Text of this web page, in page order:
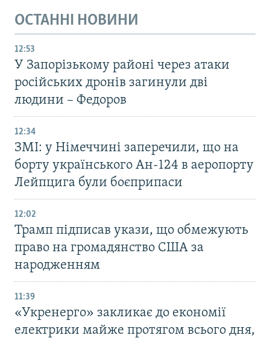
ОСТАННІ НОВИНИ
12:53
У Запорізькому районі через атаки
російських дронів загинули дві
людини – Федоров
12:34
ЗМІ: у Німеччині заперечили, що на
борту українського Ан-124 в аеропорту
Лейпцига були боєприпаси
12:02
Трамп підписав укази, що обмежують
право на громадянство США за
народженням
11:39
«Укренерго» закликає до економії
електрики майже протягом всього дня,